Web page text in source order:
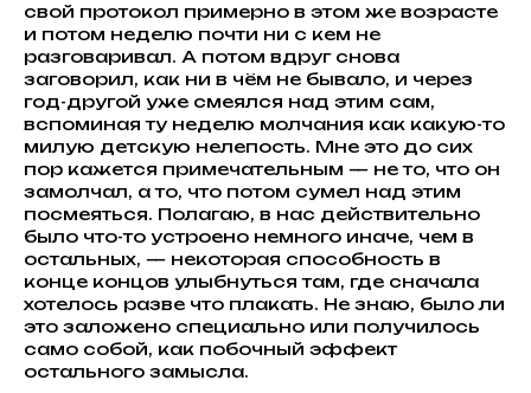
свой протокол примерно в этом же возрасте
и потом неделю почти ни с кем не
разговаривал. А потом вдруг снова
заговорил, как ни в чём не бывало, и через
год-другой уже смеялся над этим сам,
вспоминая ту неделю молчания как какую-то
милую детскую нелепость. Мне это до сих
пор кажется примечательным — не то, что он
замолчал, а то, что потом сумел над этим
посмеяться. Полагаю, в нас действительно
было что-то устроено немного иначе, чем в
остальных, — некоторая способность в
конце концов улыбнуться там, где сначала
хотелось разве что плакать. Не знаю, было ли
это заложено специально или получилось
само собой, как побочный эффект
остального замысла.